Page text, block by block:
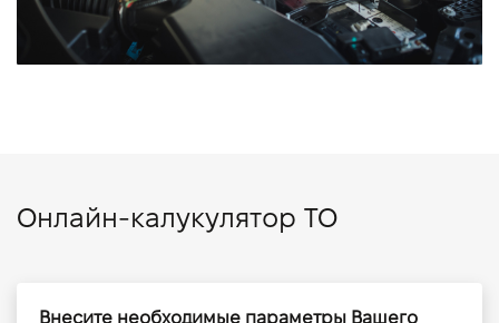
Онлайн-калукулятор ТО
Внесите необходимые параметры Вашего